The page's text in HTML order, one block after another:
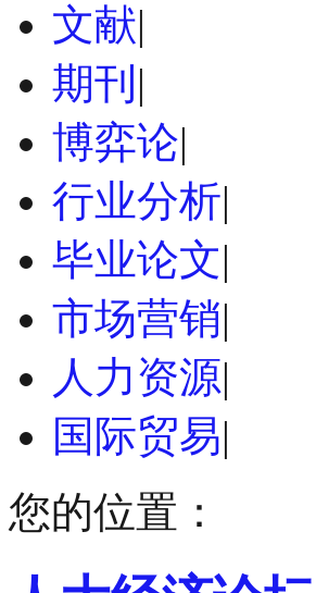
文献|
期刊 |
博弈论|
行业分析|
毕业论文|
市场营销|
人力资源|
国际贸易|
您的位置：